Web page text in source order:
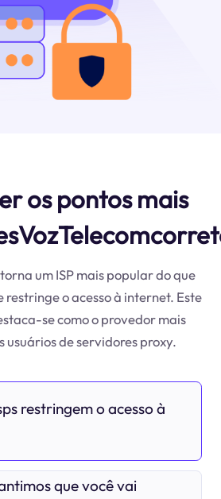
os pontos mais
um ISP mais popular do que
restringe o acesso à internet. Este
se como o provedor mais
usuários de servidores proxy.
restringem o acesso à
que você vai